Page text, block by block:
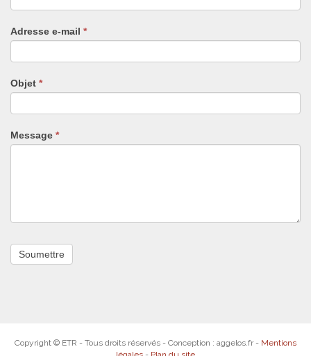
Adresse e-mail *
Objet *
Message *
êtes
humain,
remplissez
ce
Copyright © ETR - Tous droits réservés - Conception : aggelos.fr - Mentions